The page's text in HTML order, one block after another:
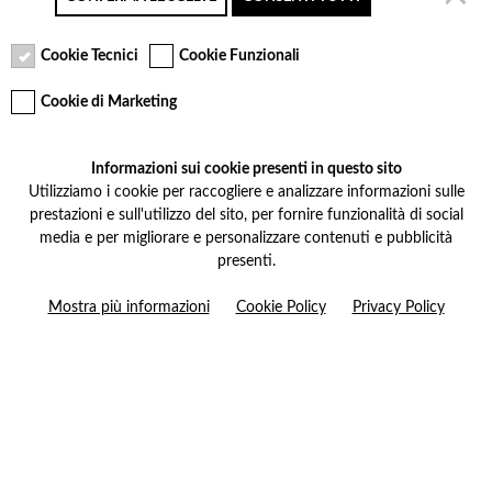
Secure payment
Free returns up to 30
Customer service
Via Galileo Galilei 5 | Verano Brianza (MB) 20843 |
ITALY
0362-805407-info@valtermoto.com
Search your bike
Cookie Tecnici Cookie Funzionali
Cookie di Marketing
Informazioni sui cookie presenti in questo sito
Utilizziamo i cookie per raccogliere e analizzare informazioni sulle
prestazioni e sull'utilizzo del sito, per fornire funzionalità di social
media e per migliorare e personalizzare contenuti e pubblicità
presenti.
Mostra più informazioni Cookie Policy Privacy Policy